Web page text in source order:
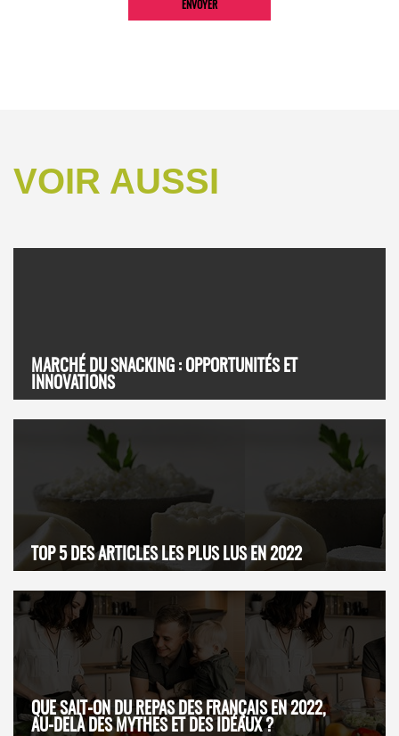
VOIR AUSSI
MARCHÉ DU SNACKING : OPPORTUNITÉS ET
INNOVATIONS
TOP 5 DES ARTICLES LES PLUS LUS EN 2022
QUE SAIT-ON DU REPAS DES FRANÇAIS EN 2022,
AU-DELÀ DES MYTHES ET DES IDÉAUX ?